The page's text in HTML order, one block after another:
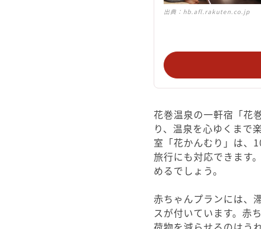
出典： hb.afl.rakuten.co.jp
花巻温泉の一軒宿「花
り、温泉を心ゆくまで
室「花かんむり」は、
旅行にも対応できます
めるでしょう。
赤ちゃんプランには、
スが付いています。赤